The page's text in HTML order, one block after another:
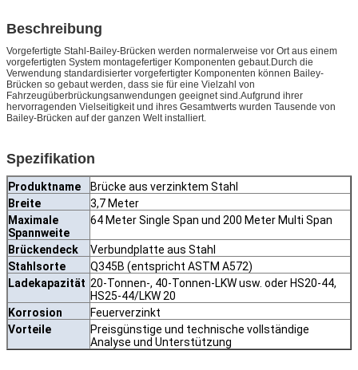
Beschreibung
Vorgefertigte Stahl-Bailey-Brücken werden normalerweise vor Ort aus einem
vorgefertigten System montagefertiger Komponenten gebaut.Durch die
Verwendung standardisierter vorgefertigter Komponenten können Bailey-
Brücken so gebaut werden, dass sie für eine Vielzahl von
Fahrzeugüberbrückungsanwendungen geeignet sind.Aufgrund ihrer
hervorragenden Vielseitigkeit und ihres Gesamtwerts wurden Tausende von
Bailey-Brücken auf der ganzen Welt installiert.
Spezifikation
Produktname
Brücke aus verzinktem Stahl
Breite
3,7 Meter
Maximale
Spannweite
64 Meter Single Span und 200 Meter Multi Span
Brückendeck
Verbundplatte aus Stahl
Stahlsorte
Q345B (entspricht ASTM A572)
Ladekapazität 20-Tonnen-, 40-Tonnen-LKW usw. oder HS20-44,
HS25-44/LKW 20
Korrosion
Feuerverzinkt
Vorteile
Preisgünstige und technische vollständige
Analyse und Unterstützung